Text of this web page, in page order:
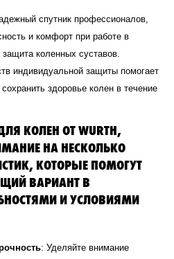
спутник профессионалов,
и комфорт при работе в
коленных суставов.
индивидуальной защиты помогает
здоровье колен в течение
КОЛЕН ОТ WURTH,
НА НЕСКОЛЬКО
КОТОРЫЕ ПОМОГУТ
ВАРИАНТ В
И УСЛОВИЯМИ
: Уделяйте внимание